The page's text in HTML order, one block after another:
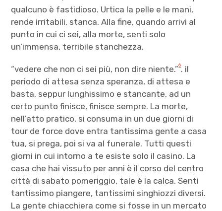
qualcuno è fastidioso. Urtica la pelle e le mani,
rende irritabili, stanca. Alla fine, quando arrivi al
punto in cui ci sei, alla morte, senti solo
un’immensa, terribile stanchezza.
“vedere che non ci sei più, non dire niente.”6. il
periodo di attesa senza speranza, di attesa e
basta, seppur lunghissimo e stancante, ad un
certo punto finisce, finisce sempre. La morte,
nell’atto pratico, si consuma in un due giorni di
tour de force dove entra tantissima gente a casa
tua, si prega, poi si va al funerale. Tutti questi
giorni in cui intorno a te esiste solo il casino. La
casa che hai vissuto per anni è il corso del centro
città di sabato pomeriggio, tale è la calca. Senti
tantissimo piangere, tantissimi singhiozzi diversi.
La gente chiacchiera come si fosse in un mercato